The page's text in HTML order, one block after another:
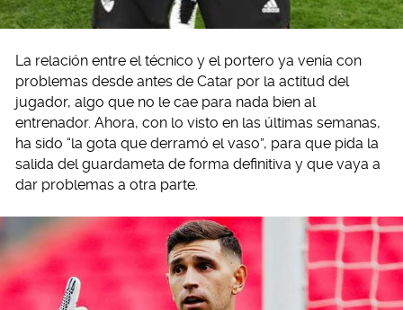
La relación entre el técnico y el portero ya venía con
problemas desde antes de Catar por la actitud del
jugador, algo que no le cae para nada bien al
entrenador. Ahora, con lo visto en las últimas semanas,
ha sido “la gota que derramó el vaso”, para que pida la
salida del guardameta de forma definitiva y que vaya a
dar problemas a otra parte.